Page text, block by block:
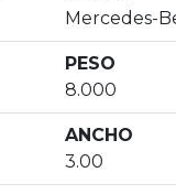
Mercedes-
PESO
8.000
ANCHO
3.00